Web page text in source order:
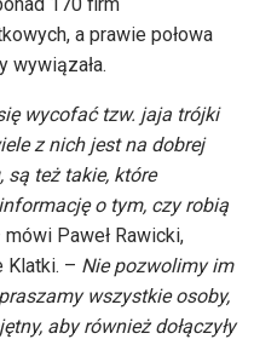
a prawie połowa
wywiązała.
wycofać tzw. jaja trójki
z nich jest na dobrej
są też takie, które
o tym, czy robią
Paweł Rawicki,
Klatki. – Nie pozwolimy im
wszystkie osoby,
aby również dołączyły